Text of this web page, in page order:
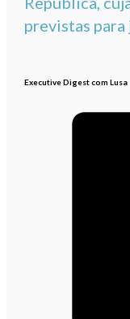
previstas
Executive Digest com Lusa